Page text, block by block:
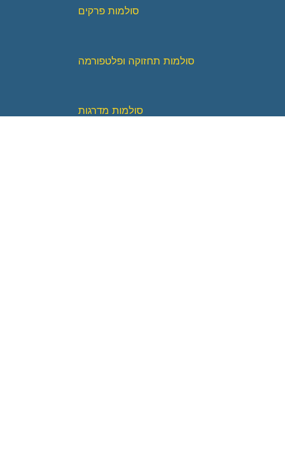
סולמות תחזוקה ופלטפורמה
סולמות פרקים
סולמות מדרגות